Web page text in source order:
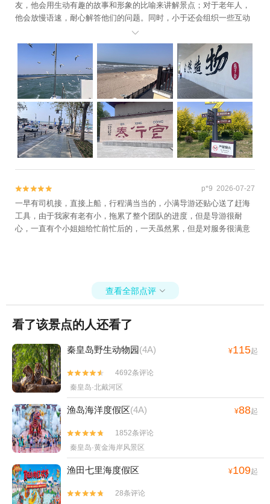
友，他会用生动有趣的故事和形象的比喻来讲解景点；对于老年人，
他会放慢语速，耐心解答他们的问题。同时，小于还会组织一些互动
游戏，让游客们在轻松愉快的氛围中交流互动。这种良好的沟通能
力，不仅拉近了导游与游客之间的距离，还增强了游客的互动体验，
让旅行充满了欢声笑语。研究表明，良好的沟通能有效提升游客的满
意度，使旅行成次一段美好的回忆。


 p*9 2026-07-27
一早有司机接，直接上船，行程满当当的，小满导游还贴心送了赶海
工具，由于我家有老有小，拖累了整个团队的进度，但是导游很耐
心，一直有个小姐姐给忙前忙后的，一天虽然累，但是对服务很满意
查看全部点评 
看了该景点的人还看了
秦皇岛野生动物园(4A) ¥115起


4692条评论
秦皇岛·北戴河区
渔岛海洋度假区(4A) ¥88起


1852条评论
秦皇岛·黄金海岸风景区
渔田七里海度假区 ¥109起


28条评论